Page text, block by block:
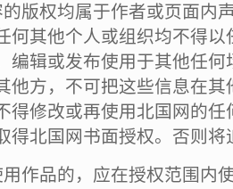
版权均属于作者或页面内
何其他个人或组织均不得
编辑或发布使用于其他任
他方，不可把这些信息在
得修改或再使用北国网的
得北国网书面授权。否则将
作品的，应在授权范围内